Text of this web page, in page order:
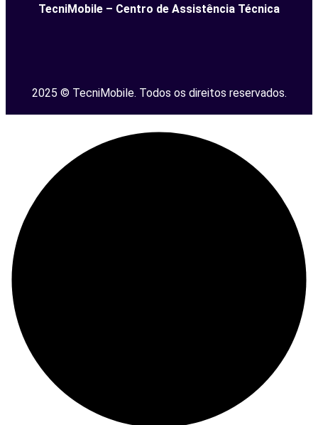
TecniMobile – Centro de Assistência Técnica
2025 © TecniMobile. Todos os direitos reservados.